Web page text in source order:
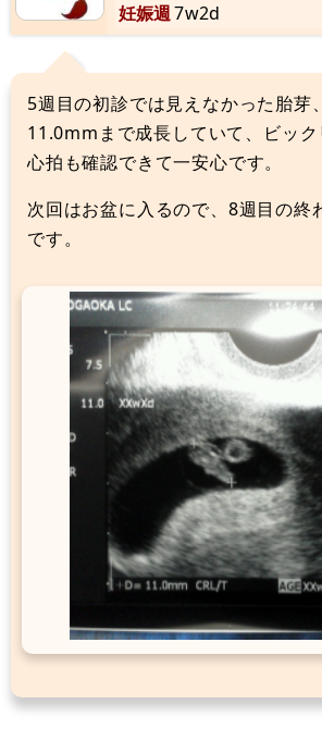
妊娠週7w2d
5週目の初診では見えなかった胎芽
11.0mmまで成長していて、ビック
心拍も確認できて一安心です。
次回はお盆に入るので、8週目の終
です。